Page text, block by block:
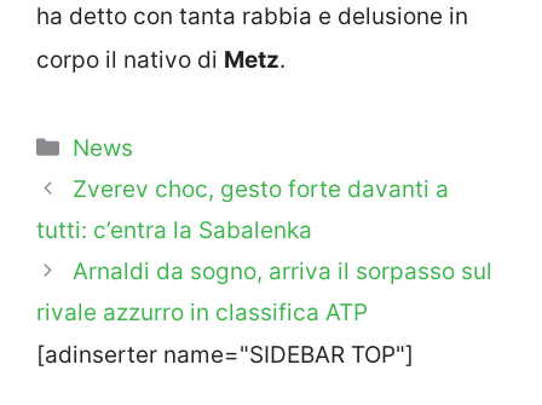
ha detto con tanta rabbia e delusione in
corpo il nativo di Metz.
Categorie
News
Zverev choc, gesto forte davanti a
tutti: c’entra la Sabalenka
Arnaldi da sogno, arriva il sorpasso sul
rivale azzurro in classifica ATP
[adinserter name="SIDEBAR TOP"]